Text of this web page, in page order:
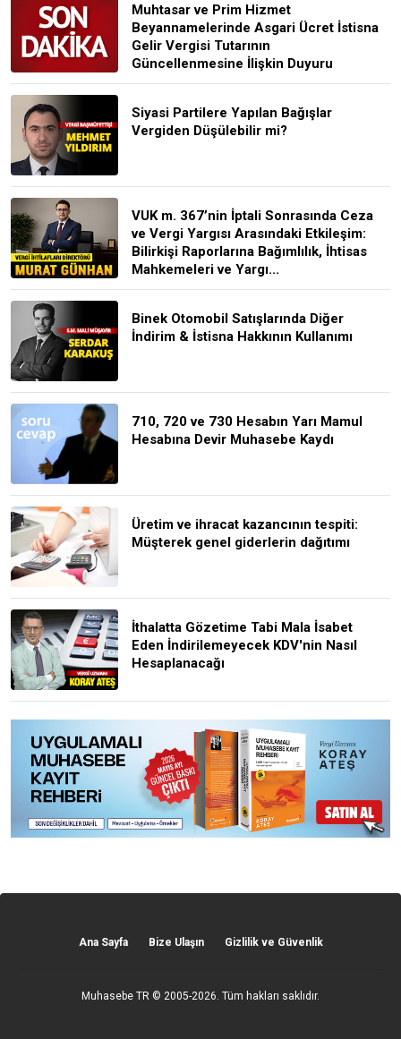
Muhtasar ve Prim Hizmet
Beyannamelerinde Asgari Ücret İstisna
Gelir Vergisi Tutarının
Güncellenmesine İlişkin Duyuru
Siyasi Partilere Yapılan Bağışlar
Vergiden Düşülebilir mi?
VUK m. 367’nin İptali Sonrasında Ceza
ve Vergi Yargısı Arasındaki Etkileşim:
Bilirkişi Raporlarına Bağımlılık, İhtisas
Mahkemeleri ve Yargı...
Binek Otomobil Satışlarında Diğer
İndirim & İstisna Hakkının Kullanımı
710, 720 ve 730 Hesabın Yarı Mamul
Hesabına Devir Muhasebe Kaydı
Üretim ve ihracat kazancının tespiti:
Müşterek genel giderlerin dağıtımı
İthalatta Gözetime Tabi Mala İsabet
Eden İndirilemeyecek KDV'nin Nasıl
Hesaplanacağı
Ana Sayfa Bize Ulaşın Gizlilik ve Güvenlik
Muhasebe TR © 2005-2026. Tüm hakları saklıdır.